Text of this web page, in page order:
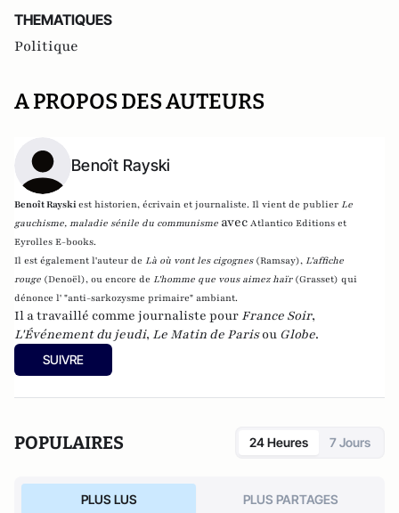
THEMATIQUES
Politique
A PROPOS DES AUTEURS
Benoît Rayski
Benoît Rayskiest historien, écrivain et journaliste. Il vient de publier Le
gauchisme, maladie sénile du communisme avec Atlantico Editions et
Eyrolles E-books.
Il est également l'auteur de Là où vont les cigognes (Ramsay), L'affiche
rouge (Denoël), ou encore de L'homme que vous aimez haïr (Grasset) qui
dénonce l' "anti-sarkozysme primaire" ambiant.
Il a travaillé comme journaliste pour France Soir,
L'Événement du jeudi, Le Matin de Parisou Globe.
SUIVRE
POPULAIRES 24 Heures 7 Jours
PLUS LUS PLUS PARTAGES